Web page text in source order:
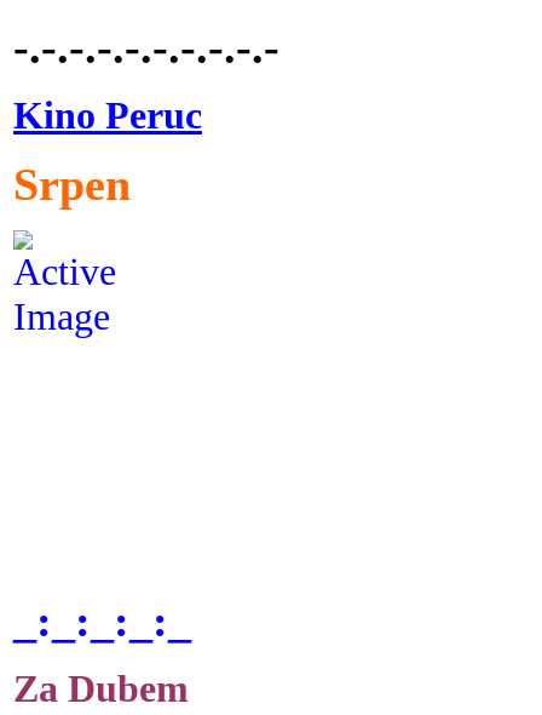
-.-.-.-.-.-.-.-.-.-
Kino Peruc
Srpen
_:_:_:_:_
Za Dubem